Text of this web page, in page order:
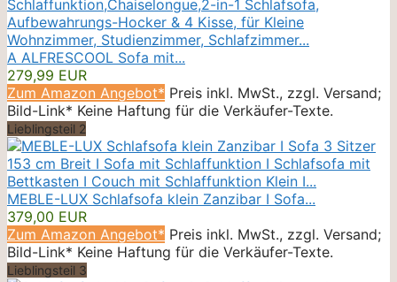
A ALFRESCOOL Sofa mit...
279,99 EUR
Zum Amazon Angebot* Preis inkl. MwSt., zzgl. Versand;
Bild-Link* Keine Haftung für die Verkäufer-Texte.
Lieblingsteil 2
MEBLE-LUX Schlafsofa klein Zanzibar I Sofa...
379,00 EUR
Zum Amazon Angebot* Preis inkl. MwSt., zzgl. Versand;
Bild-Link* Keine Haftung für die Verkäufer-Texte.
Lieblingsteil 3